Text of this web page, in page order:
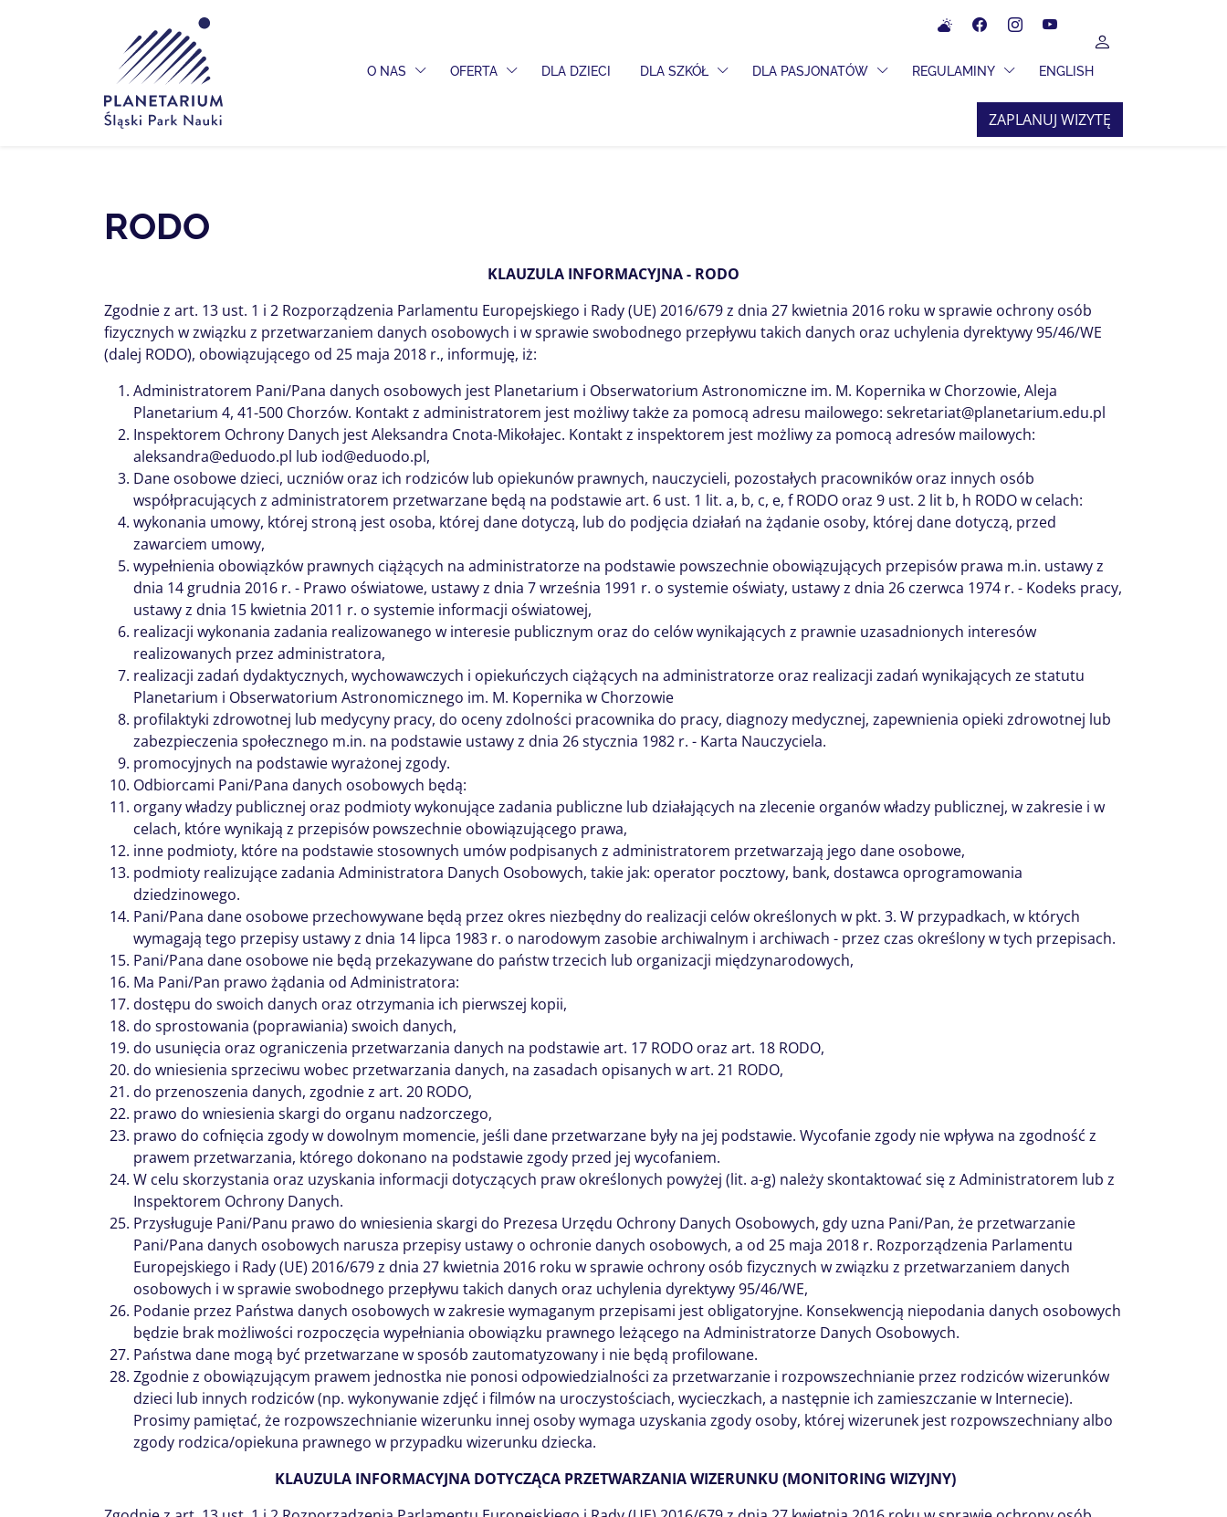
Planetarium Śląski Park Nauki
O NAS PRZEŁĄCZ MENU ROZWIJANE
OFERTA PRZEŁĄCZ MENU ROZWIJANE
DLA DZIECI DLA SZKÓŁ PRZEŁĄCZ MENU ROZWIJANE
DLA PASJONATÓW PRZEŁĄCZ MENU ROZWIJANE
REGULAMINY PRZEŁĄCZ MENU ROZWIJANE
ENGLISH
ZAPLANUJ WIZYTĘ
MeteoFacebookInstagramYouTube
RODO
KLAUZULA INFORMACYJNA - RODO
Zgodnie z art. 13 ust. 1 i 2 Rozporządzenia Parlamentu Europejskiego i Rady (UE) 2016/679 z dnia 27 kwietnia 2016 roku w sprawie ochrony osób
fizycznych w związku z przetwarzaniem danych osobowych i w sprawie swobodnego przepływu takich danych oraz uchylenia dyrektywy 95/46/WE
(dalej RODO), obowiązującego od 25 maja 2018 r., informuję, iż:
Administratorem Pani/Pana danych osobowych jest Planetarium i Obserwatorium Astronomiczne im. M. Kopernika w Chorzowie, Aleja
Planetarium 4, 41-500 Chorzów. Kontakt z administratorem jest możliwy także za pomocą adresu mailowego: sekretariat@planetarium.edu.pl
Inspektorem Ochrony Danych jest Aleksandra Cnota-Mikołajec. Kontakt z inspektorem jest możliwy za pomocą adresów mailowych:
aleksandra@eduodo.pl lub iod@eduodo.pl,
Dane osobowe dzieci, uczniów oraz ich rodziców lub opiekunów prawnych, nauczycieli, pozostałych pracowników oraz innych osób
współpracujących z administratorem przetwarzane będą na podstawie art. 6 ust. 1 lit. a, b, c, e, f RODO oraz 9 ust. 2 lit b, h RODO w celach:
wykonania umowy, której stroną jest osoba, której dane dotyczą, lub do podjęcia działań na żądanie osoby, której dane dotyczą, przed
zawarciem umowy,
wypełnienia obowiązków prawnych ciążących na administratorze na podstawie powszechnie obowiązujących przepisów prawa m.in. ustawy z
dnia 14 grudnia 2016 r. - Prawo oświatowe, ustawy z dnia 7 września 1991 r. o systemie oświaty, ustawy z dnia 26 czerwca 1974 r. - Kodeks pracy,
ustawy z dnia 15 kwietnia 2011 r. o systemie informacji oświatowej,
realizacji wykonania zadania realizowanego w interesie publicznym oraz do celów wynikających z prawnie uzasadnionych interesów
realizowanych przez administratora,
realizacji zadań dydaktycznych, wychowawczych i opiekuńczych ciążących na administratorze oraz realizacji zadań wynikających ze statutu
Planetarium i Obserwatorium Astronomicznego im. M. Kopernika w Chorzowie
profilaktyki zdrowotnej lub medycyny pracy, do oceny zdolności pracownika do pracy, diagnozy medycznej, zapewnienia opieki zdrowotnej lub
zabezpieczenia społecznego m.in. na podstawie ustawy z dnia 26 stycznia 1982 r. - Karta Nauczyciela.
promocyjnych na podstawie wyrażonej zgody.
Odbiorcami Pani/Pana danych osobowych będą:
organy władzy publicznej oraz podmioty wykonujące zadania publiczne lub działających na zlecenie organów władzy publicznej, w zakresie i w
celach, które wynikają z przepisów powszechnie obowiązującego prawa,
inne podmioty, które na podstawie stosownych umów podpisanych z administratorem przetwarzają jego dane osobowe,
podmioty realizujące zadania Administratora Danych Osobowych, takie jak: operator pocztowy, bank, dostawca oprogramowania
dziedzinowego.
Pani/Pana dane osobowe przechowywane będą przez okres niezbędny do realizacji celów określonych w pkt. 3. W przypadkach, w których
wymagają tego przepisy ustawy z dnia 14 lipca 1983 r. o narodowym zasobie archiwalnym i archiwach - przez czas określony w tych przepisach.
Pani/Pana dane osobowe nie będą przekazywane do państw trzecich lub organizacji międzynarodowych,
Ma Pani/Pan prawo żądania od Administratora:
dostępu do swoich danych oraz otrzymania ich pierwszej kopii,
do sprostowania (poprawiania) swoich danych,
do usunięcia oraz ograniczenia przetwarzania danych na podstawie art. 17 RODO oraz art. 18 RODO,
do wniesienia sprzeciwu wobec przetwarzania danych, na zasadach opisanych w art. 21 RODO,
do przenoszenia danych, zgodnie z art. 20 RODO,
prawo do wniesienia skargi do organu nadzorczego,
prawo do cofnięcia zgody w dowolnym momencie, jeśli dane przetwarzane były na jej podstawie. Wycofanie zgody nie wpływa na zgodność z
prawem przetwarzania, którego dokonano na podstawie zgody przed jej wycofaniem.
W celu skorzystania oraz uzyskania informacji dotyczących praw określonych powyżej (lit. a-g) należy skontaktować się z Administratorem lub z
Inspektorem Ochrony Danych.
Przysługuje Pani/Panu prawo do wniesienia skargi do Prezesa Urzędu Ochrony Danych Osobowych, gdy uzna Pani/Pan, że przetwarzanie
Pani/Pana danych osobowych narusza przepisy ustawy o ochronie danych osobowych, a od 25 maja 2018 r. Rozporządzenia Parlamentu
Europejskiego i Rady (UE) 2016/679 z dnia 27 kwietnia 2016 roku w sprawie ochrony osób fizycznych w związku z przetwarzaniem danych
osobowych i w sprawie swobodnego przepływu takich danych oraz uchylenia dyrektywy 95/46/WE,
Podanie przez Państwa danych osobowych w zakresie wymaganym przepisami jest obligatoryjne. Konsekwencją niepodania danych osobowych
będzie brak możliwości rozpoczęcia wypełniania obowiązku prawnego leżącego na Administratorze Danych Osobowych.
Państwa dane mogą być przetwarzane w sposób zautomatyzowany i nie będą profilowane.
Zgodnie z obowiązującym prawem jednostka nie ponosi odpowiedzialności za przetwarzanie i rozpowszechnianie przez rodziców wizerunków
dzieci lub innych rodziców (np. wykonywanie zdjęć i filmów na uroczystościach, wycieczkach, a następnie ich zamieszczanie w Internecie).
Prosimy pamiętać, że rozpowszechnianie wizerunku innej osoby wymaga uzyskania zgody osoby, której wizerunek jest rozpowszechniany albo
zgody rodzica/opiekuna prawnego w przypadku wizerunku dziecka.
KLAUZULA INFORMACYJNA DOTYCZĄCA PRZETWARZANIA WIZERUNKU (MONITORING WIZYJNY)